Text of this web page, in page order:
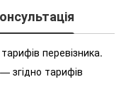
перевізника.
згідно тарифів